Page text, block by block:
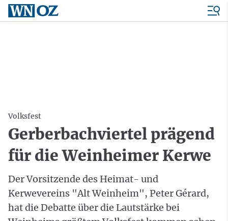
Volksfest
Gerberbachviertel prägend
für die Weinheimer Kerwe
Der Vorsitzende des Heimat- und
Kerwevereins "Alt Weinheim", Peter Gérard,
hat die Debatte über die Lautstärke bei